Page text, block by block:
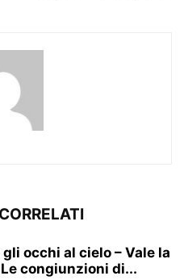
occhi al cielo – Vale la
congiunzioni di...